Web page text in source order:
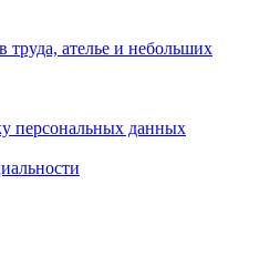
труда, ателье и небольших
персональных данных